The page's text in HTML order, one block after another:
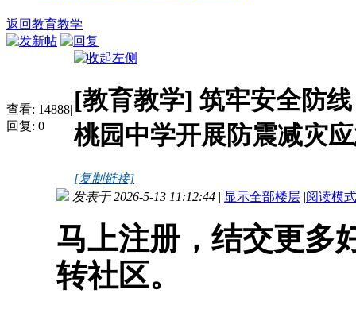
返回教育教学
查看: 14888|
回复: 0
[教育教学] 筑牢安全防
桃园中学开展防震减灾
[复制链接]
发表于 2026-5-13 11:12:44 | 显示全部楼层 |阅读模式
马上注册，结交更多
转社区。